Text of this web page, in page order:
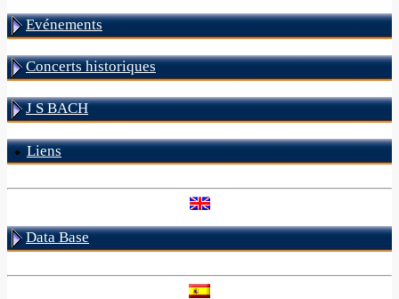
Evénements
Concerts historiques
J S BACH
Liens
Data Base